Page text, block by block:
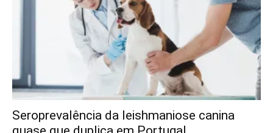
Seroprevalência da leishmaniose canina